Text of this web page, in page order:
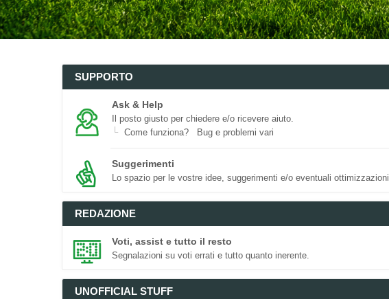
SUPPORTO
Ask & Help
Il posto giusto per chiedere e/o ricevere aiuto.
Come funziona?
Bug e problemi vari
Suggerimenti
Lo spazio per le vostre idee, suggerimenti e/o eventuali ottimizzazioni
REDAZIONE
Voti, assist e tutto il resto
Segnalazioni su voti errati e tutto quanto inerente.
UNOFFICIAL STUFF